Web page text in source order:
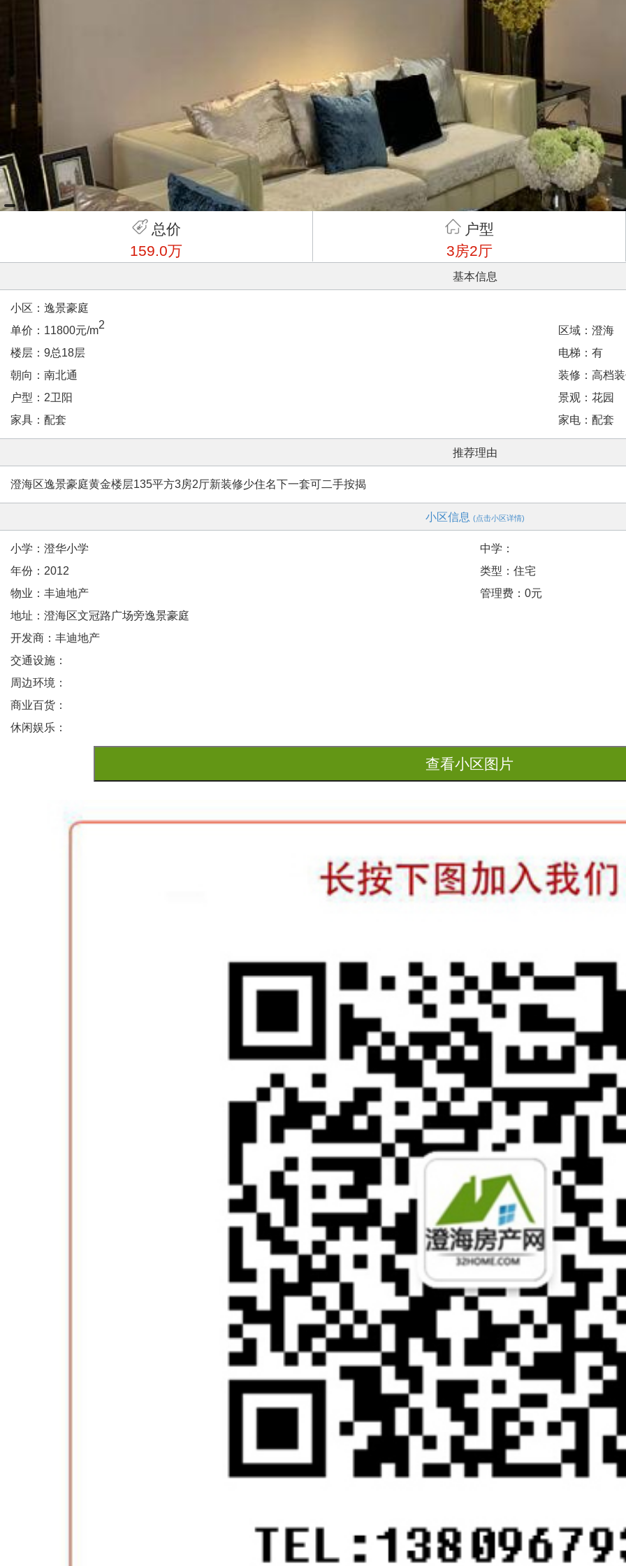
总价
159.0万
户型
3房2厅
基本信息
小区：逸景豪庭
单价：11800元/m2
区域：澄海
楼层：9总18层
电梯：有
朝向：南北通
装修：高档
户型：2卫阳
景观：花园
家具：配套
家电：配套
推荐理由
澄海区逸景豪庭黄金楼层135平方3房2厅新装修少住名下一套可二手按揭
小区信息 (点击小区详情)
小学：澄华小学
中学：
年份：2012
类型：住宅
物业：丰迪地产
管理费：0元
地址：澄海区文冠路广场旁逸景豪庭
开发商：丰迪地产
交通设施：
周边环境：
商业百货：
休闲娱乐：